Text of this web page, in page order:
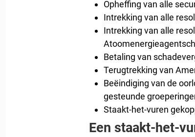
Opheffing van alle
Intrekking van alle
Intrekking van alle
Betaling van
Terugtrekking van
Beëindiging van de
gesteunde
Staakt-het-vuren
Een staakt-het-